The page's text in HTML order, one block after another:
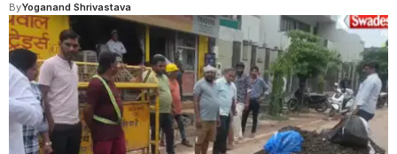
ByYoganand Shrivastava